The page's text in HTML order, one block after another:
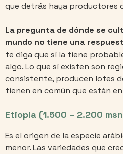
que detrás haya productores
La pregunta de dónde se
mundo no tiene una
te diga que sí la tiene
algo. Lo que sí existen son
consistente, producen lotes
tienen en común que están
Etiopía (1.500 – 2.200
Es el origen de la especie
menor. Las variedades que